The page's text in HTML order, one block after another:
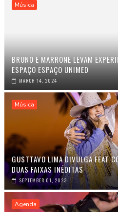
Música
BRUNO E MARRONE LEVAM
ESPAÇO ESPAÇO UNIMED
MARCH 14, 2024
Música
GUSTTAVO LIMA DIVULGA FEAT
DUAS FAIXAS INÉDITAS
SEPTEMBER 01, 2023
Agenda